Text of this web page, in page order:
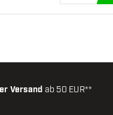
Versand ab 50 EUR**